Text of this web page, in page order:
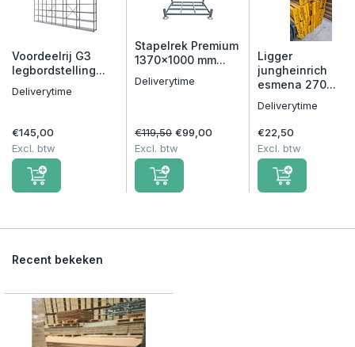
Voordeelrij G3
legbordstelling...
Deliverytime
€145,00
Excl. btw
Stapelrek Premium
1370x1000 mm...
Deliverytime
€119,50 €99,00
Excl. btw
Ligger
jungheinrich
esmena 270...
Deliverytime
€22,50
Excl. btw
Recent bekeken